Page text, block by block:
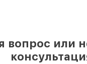
вопрос или